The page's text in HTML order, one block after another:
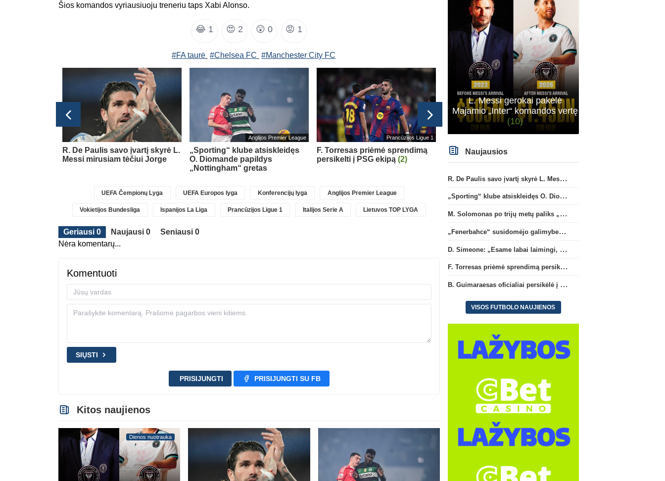
Šios komandos vyriausiuoju treneriu taps Xabi Alonso.
😂 1 😍 2 😲 0 😡 1
#FA taurė #Chelsea FC #Manchester City FC
R. De Paulis savo įvartį skyrė L.
Messi mirusiam tėčiui Jorge
Anglijos Premier League
„Sporting“ klube atsiskleidęs
O. Diomande papildys
„Nottingham“ gretas
Prancūzijos Ligue 1
F. Torresas priėmė sprendimą
persikelti į PSG ekipą (2)
B. Guimaraesas oficialiai
UEFA Čempionų Lyga UEFA Europos lyga Konferencijų lyga Anglijos Premier League
Vokietijos Bundesliga Ispanijos La Liga Prancūzijos Ligue 1 Italijos Serie A Lietuvos TOP LYGA
Geriausi 0 Naujausi 0
Seniausi 0
Nėra komentarų...
Komentuoti
SIŲSTI
PRISIJUNGTI PRISIJUNGTI SU FB
Kitos naujienos
Dienos nuotrauka
L. Messi gerokai pakėlė
Majamio „Inter“ komandos vertę
(10)
Naujausios
R. De Paulis savo įvartį skyrė L. Messi mirusiam tėčiui Jorge
„Sporting“ klube atsiskleidęs O. Diomande papildys „Nottingham“ gretas
M. Solomonas po trijų metų paliks „Tottenham“ ir papildys „West Ham“ klubą
„Fenerbahce“ susidomėjo galimybe įsigyti R. Lukaku
D. Simeone: „Esame labai laimingi, kad turime J. Alvarezą“
F. Torresas priėmė sprendimą persikelti į PSG ekipą
B. Guimaraesas oficialiai persikėlė į „Arsenal“ klubą
VISOS FUTBOLO NAUJIENOS